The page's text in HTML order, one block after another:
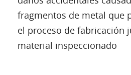
fragmentos de metal que
el proceso de fabricación
material inspeccionado